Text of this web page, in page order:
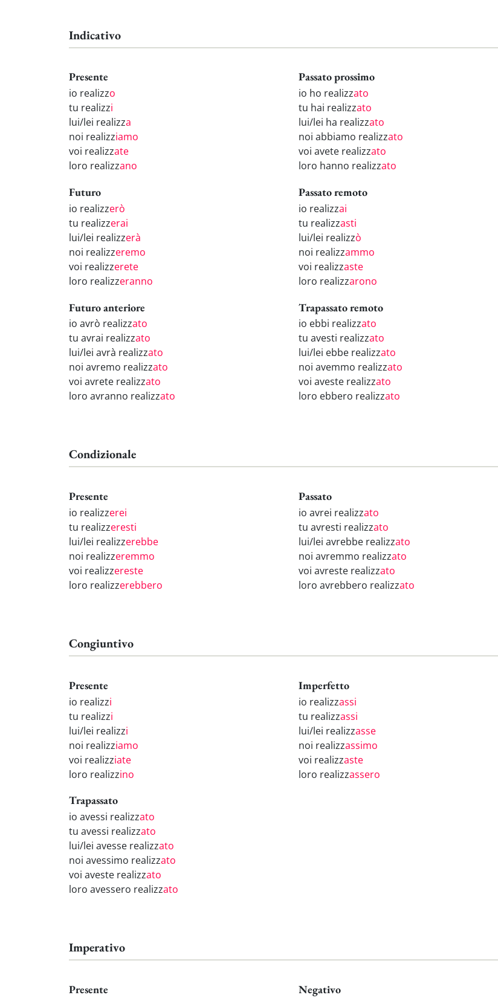
Indicativo
Presente
io realizzo
tu realizzi
lui/lei realizza
noi realizziamo
voi realizzate
loro realizzano
Passato prossimo
io ho realizzato
tu hai realizzato
lui/lei ha realizzato
noi abbiamo realizzato
voi avete realizzato
loro hanno realizzato
Futuro
io realizzerò
tu realizzerai
lui/lei realizzerà
noi realizzeremo
voi realizzerete
loro realizzeranno
Passato remoto
io realizzai
tu realizzasti
lui/lei realizzò
noi realizzammo
voi realizzaste
loro realizzarono
Futuro anteriore
io avrò realizzato
tu avrai realizzato
lui/lei avrà realizzato
noi avremo realizzato
voi avrete realizzato
loro avranno realizzato
Trapassato remoto
io ebbi realizzato
tu avesti realizzato
lui/lei ebbe realizzato
noi avemmo realizzato
voi aveste realizzato
loro ebbero realizzato
Condizionale
Presente
io realizzerei
tu realizzeresti
lui/lei realizzerebbe
noi realizzeremmo
voi realizzereste
loro realizzerebbero
Passato
io avrei realizzato
tu avresti realizzato
lui/lei avrebbe realizzato
noi avremmo realizzato
voi avreste realizzato
loro avrebbero realizzato
Congiuntivo
Presente
io realizzi
tu realizzi
lui/lei realizzi
noi realizziamo
voi realizziate
loro realizzino
Imperfetto
io realizzassi
tu realizzassi
lui/lei realizzasse
noi realizzassimo
voi realizzaste
loro realizzassero
Trapassato
io avessi realizzato
tu avessi realizzato
lui/lei avesse realizzato
noi avessimo realizzato
voi aveste realizzato
loro avessero realizzato
Imperativo
Presente Negativo